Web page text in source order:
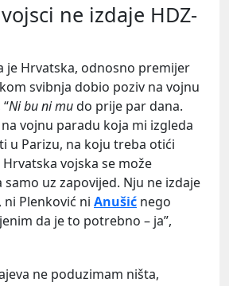
ne izdaje HDZ-
je Hrvatska, odnosno premijer
svibnja dobio poziv na vojnu
Ni bu ni mudo prije par dana.
vojnu paradu koja mi izgleda
u Parizu, na koju treba otići
vojska se može
uz zapovijed. Nju ne izdaje
ni Plenković ni Anušić nego
da je to potrebno – ja”,
ne poduzimam ništa,